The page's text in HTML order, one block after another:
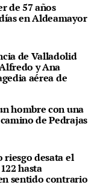
de 57 años
en Aldeamayor
de Valladolid
y Ana
aérea de
hombre con una
de Pedrajas
riesgo desata el
hasta
sentido contrario